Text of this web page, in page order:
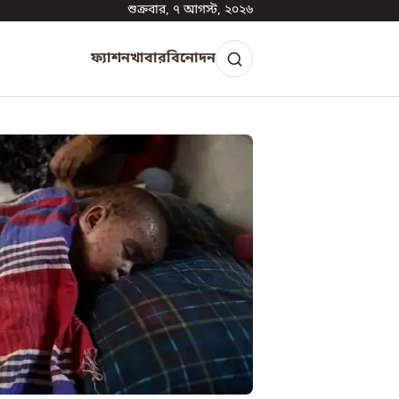
শুক্রবার, ৭ আগস্ট, ২০২৬
ফ্যাশনখাবারবিনোদন